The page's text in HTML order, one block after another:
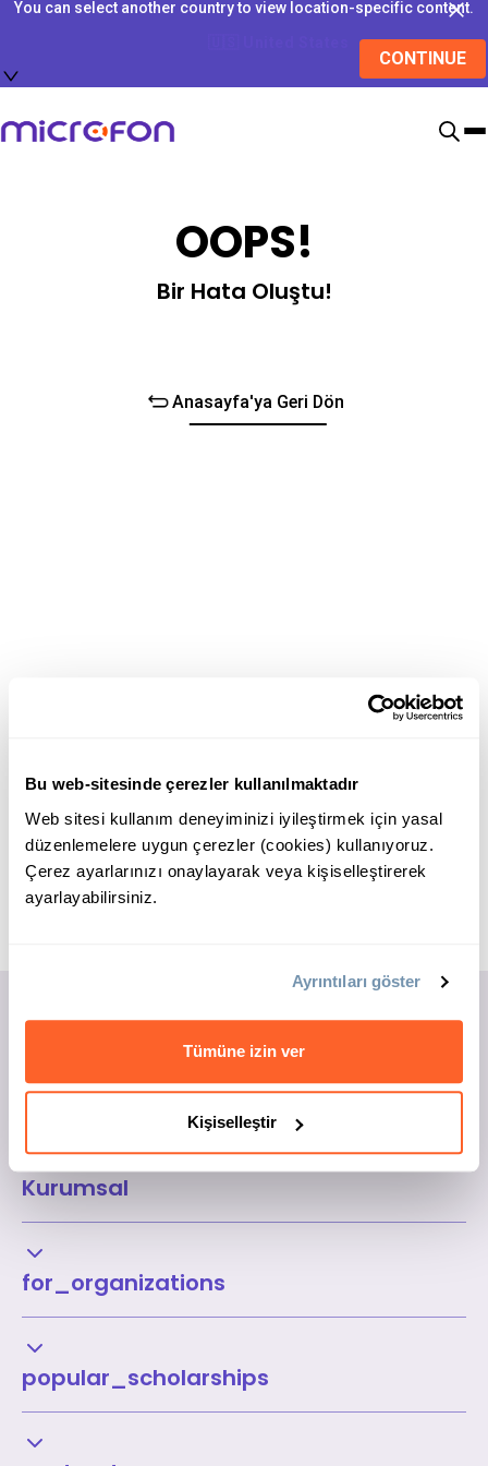
Bu web-sitesinde çerezler kullanılmaktadır
Web sitesi kullanım deneyiminizi iyileştirmek için yasal
düzenlemelere uygun çerezler (cookies) kullanıyoruz.
Çerez ayarlarınızı onaylayarak veya kişiselleştirerek
ayarlayabilirsiniz.
Ayrıntıları göster
Tümüne izin ver
Kişiselleştir
You can select another country to view location-specific content.
CONTINUE
OOPS!
Bir Hata Oluştu!
Anasayfa'ya Geri Dön
Kurumsal
for_organizations
popular_scholarships